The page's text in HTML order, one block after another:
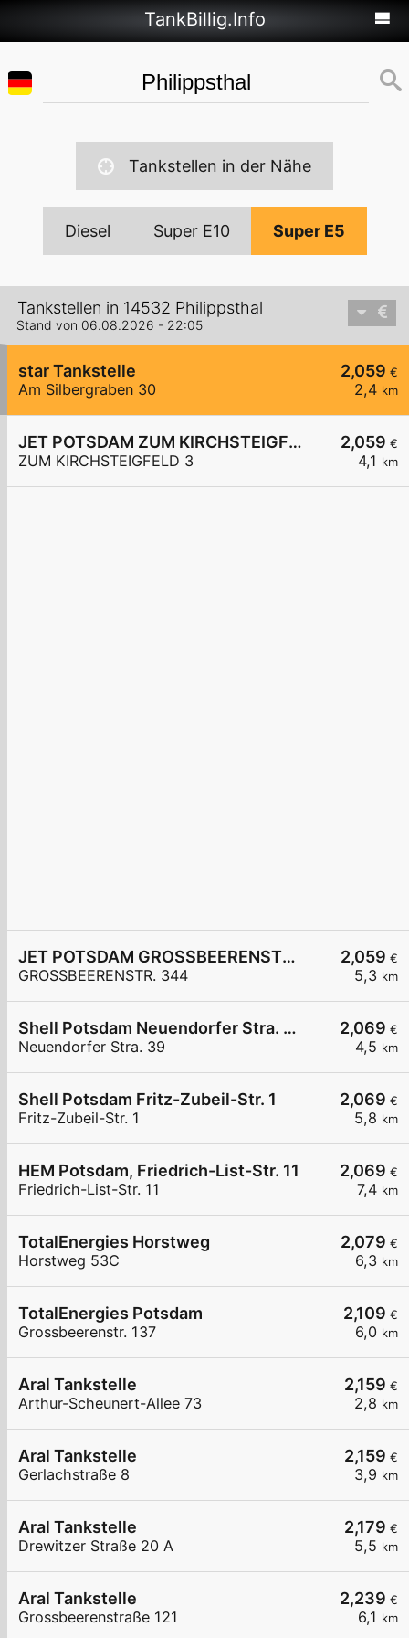
TankBillig.Info
Tankstellen in der Nähe
Diesel Super E10 Super E5
Tankstellen in 14532 Philippsthal
Stand von 06.08.2026 - 22:05
2,059 €
2,4 km
star Tankstelle
Am Silbergraben 30
2,059 €
4,1 km
JET POTSDAM ZUM KIRCHSTEIGFELD 3
ZUM KIRCHSTEIGFELD 3
2,059 €
5,3 km
JET POTSDAM GROSSBEERENSTR. 344
GROSSBEERENSTR. 344
2,069 €
4,5 km
Shell Potsdam Neuendorfer Stra. 39
Neuendorfer Stra. 39
2,069 €
5,8 km
Shell Potsdam Fritz-Zubeil-Str. 1
Fritz-Zubeil-Str. 1
2,069 €
7,4 km
HEM Potsdam, Friedrich-List-Str. 11
Friedrich-List-Str. 11
2,079 €
6,3 km
TotalEnergies Horstweg
Horstweg 53C
2,109 €
6,0 km
TotalEnergies Potsdam
Grossbeerenstr. 137
2,159 €
2,8 km
Aral Tankstelle
Arthur-Scheunert-Allee 73
2,159 €
3,9 km
Aral Tankstelle
Gerlachstraße 8
2,179 €
5,5 km
Aral Tankstelle
Drewitzer Straße 20 A
2,239 €
6,1 km
Aral Tankstelle
Grossbeerenstraße 121